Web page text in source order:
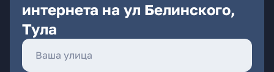
интернета на ул Белинского,
Тула